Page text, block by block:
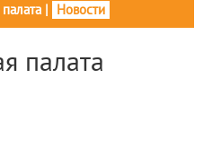
| Новости
палата